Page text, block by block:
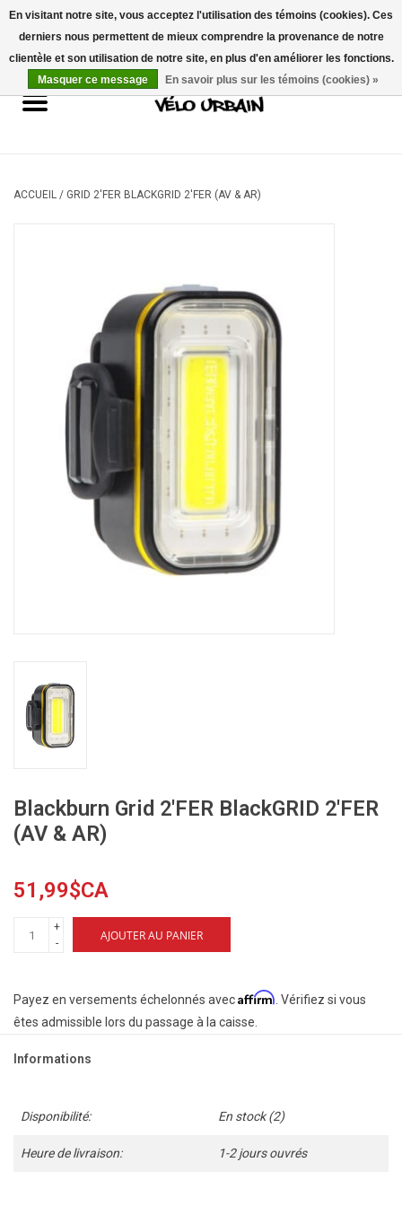
USD/CAD 0 Articles - 0,00$CA
Vélos neufs
Mécanique
Composantes
ACCUEIL / GRID 2'FER BLACKGRID 2'FER (AV & AR)
Blackburn Grid 2'FER BlackGRID 2'FER
(AV & AR)
51,99$CA
+
-
AJOUTER AU PANIER
Payez en versements échelonnés avecAffirm. Vérifiez si vous
êtes admissible lors du passage à la caisse.
Informations
Disponibilité: En stock(2)
Heure de livraison: 1-2 jours ouvrés
En visitant notre site, vous acceptez l'utilisation des témoins (cookies). Ces
derniers nous permettent de mieux comprendre la provenance de notre
clientèle et son utilisation de notre site, en plus d'en améliorer les fonctions.
Masquer ce message
En savoir plus sur les témoins (cookies) »